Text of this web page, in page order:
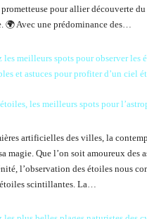
pour allier découverte du
🌍 Avec une prédominance des…
les meilleurs spots pour
artificielles des villes, la
magie. Que l’on soit amoureux des
l’observation des étoiles nous
scintillantes. La…